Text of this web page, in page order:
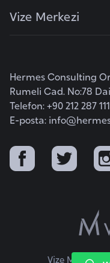
Vize Merkezi
Hermes Consulting
Rumeli Cad. No:78
Telefon: +90 212 287
E-posta:
Vize Merkezi ©
a
Ç
a
d
Ç
e